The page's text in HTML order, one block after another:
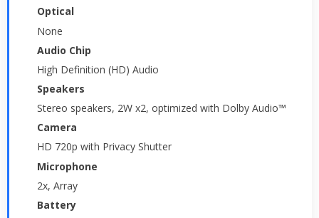
Optical
None
Audio Chip
High Definition (HD) Audio
Speakers
Stereo speakers, 2W x2, optimized with Dolby Audio™
Camera
HD 720p with Privacy Shutter
Microphone
2x, Array
Battery